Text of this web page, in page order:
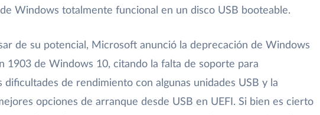
Windows totalmente funcional en un disco USB booteable.
de su potencial, Microsoft anunció la deprecación de Windows
1903 de Windows 10, citando la falta de soporte para
dificultades de rendimiento con algunas unidades USB y la
opciones de arranque desde USB en UEFI. Si bien es cierto